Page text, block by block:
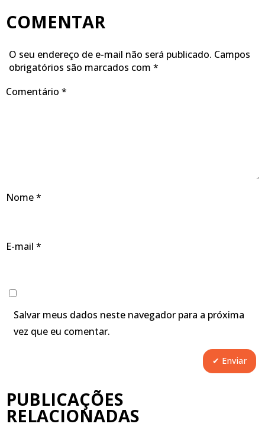
COMENTAR
O seu endereço de e-mail não será publicado. Campos
obrigatórios são marcados com *
Comentário *
Nome*
E-mail *
Salvar meus dados neste navegador para a próxima
vez que eu comentar.
PUBLICAÇÕES
RELACIONADAS